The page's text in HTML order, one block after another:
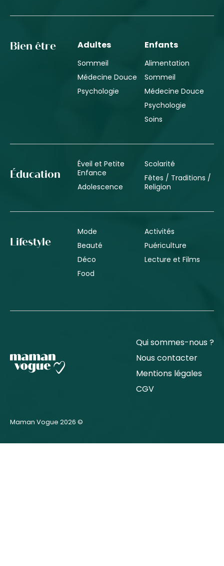
Bien être Adultes
Sommeil
Médecine Douce
Psychologie
Enfants
Alimentation
Sommeil
Médecine Douce
Psychologie
Soins
Éducation
Éveil et Petite
Enfance
Adolescence
Scolarité
Fêtes / Traditions /
Religion
Lifestyle
Mode
Beauté
Déco
Food
Activités
Puériculture
Lecture et Films
Qui sommes-nous ?
Nous contacter
Mentions légales
CGV
Maman Vogue 2026 ©